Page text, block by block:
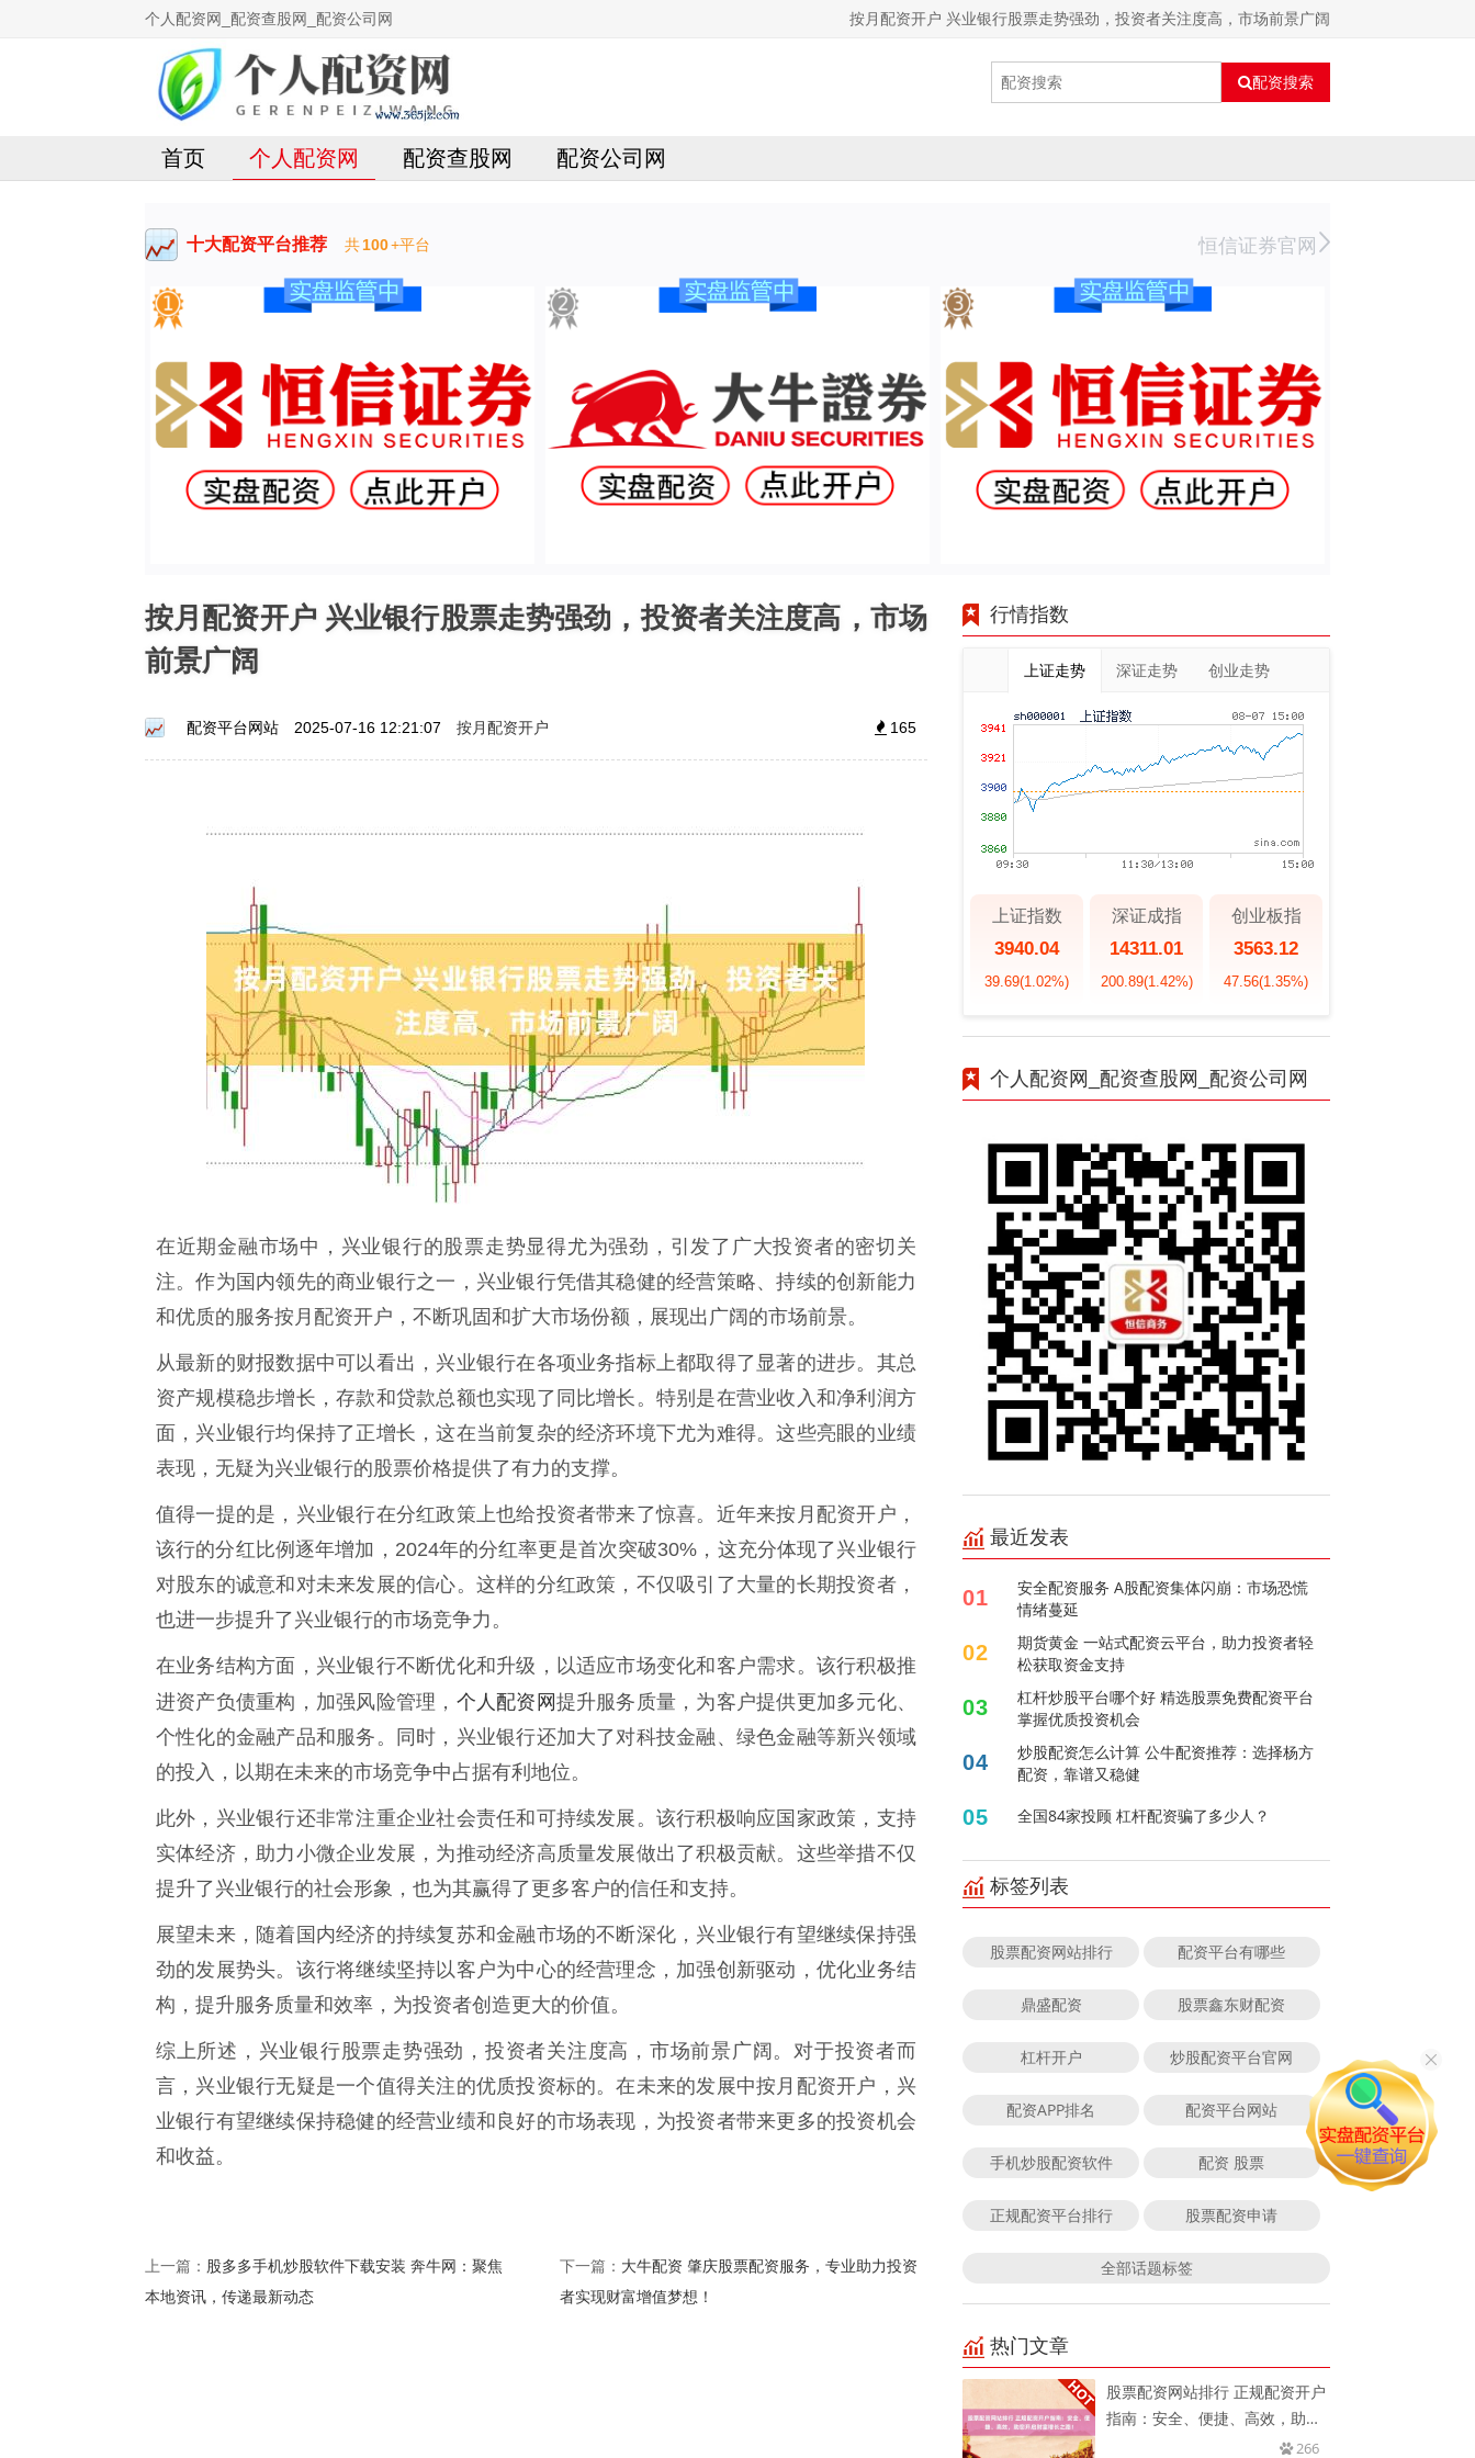
个人配资网_配资查股网_配资公司网 按月配资开户 兴业银行股票走势强劲，投资者关注度高，市场前景广阔
配资搜索
首页 个人配资网 配资查股网 配资公司网
十大配资平台推荐 共100+平台 恒信证券官网
按月配资开户 兴业银行股票走势强劲，投资者关注度高，市场
前景广阔
配资平台网站 2025-07-16 12:21:07 按月配资开户 165
在近期金融市场中，兴业银行的股票走势显得尤为强劲，引发了广大投资者的密切关
注。作为国内领先的商业银行之一，兴业银行凭借其稳健的经营策略、持续的创新能力
和优质的服务按月配资开户，不断巩固和扩大市场份额，展现出广阔的市场前景。
从最新的财报数据中可以看出，兴业银行在各项业务指标上都取得了显著的进步。其总
资产规模稳步增长，存款和贷款总额也实现了同比增长。特别是在营业收入和净利润方
面，兴业银行均保持了正增长，这在当前复杂的经济环境下尤为难得。这些亮眼的业绩
表现，无疑为兴业银行的股票价格提供了有力的支撑。
值得一提的是，兴业银行在分红政策上也给投资者带来了惊喜。近年来按月配资开户，
该行的分红比例逐年增加，2024年的分红率更是首次突破30%，这充分体现了兴业银行
对股东的诚意和对未来发展的信心。这样的分红政策，不仅吸引了大量的长期投资者，
也进一步提升了兴业银行的市场竞争力。
在业务结构方面，兴业银行不断优化和升级，以适应市场变化和客户需求。该行积极推
进资产负债重构，加强风险管理， 个人配资网提升服务质量，为客户提供更加多元化、
个性化的金融产品和服务。同时，兴业银行还加大了对科技金融、绿色金融等新兴领域
的投入，以期在未来的市场竞争中占据有利地位。
此外，兴业银行还非常注重企业社会责任和可持续发展。该行积极响应国家政策，支持
实体经济，助力小微企业发展，为推动经济高质量发展做出了积极贡献。这些举措不仅
提升了兴业银行的社会形象，也为其赢得了更多客户的信任和支持。
展望未来，随着国内经济的持续复苏和金融市场的不断深化，兴业银行有望继续保持强
劲的发展势头。该行将继续坚持以客户为中心的经营理念，加强创新驱动，优化业务结
构，提升服务质量和效率，为投资者创造更大的价值。
综上所述，兴业银行股票走势强劲，投资者关注度高，市场前景广阔。对于投资者而
言，兴业银行无疑是一个值得关注的优质投资标的。在未来的发展中按月配资开户，兴
业银行有望继续保持稳健的经营业绩和良好的市场表现，为投资者带来更多的投资机会
和收益。
上一篇： 股多多手机炒股软件下载安装 奔牛网：聚焦
本地资讯，传递最新动态
下一篇： 大牛配资 肇庆股票配资服务，专业助力投资
者实现财富增值梦想！
行情指数
上证走势 深证走势 创业走势
上证指数
3940.04
39.69(1.02%)
深证成指
14311.01
200.89(1.42%)
创业板指
3563.12
47.56(1.35%)
个人配资网_配资查股网_配资公司网
最近发表
01
安全配资服务 A股配资集体闪崩：市场恐慌
情绪蔓延
02
期货黄金 一站式配资云平台，助力投资者轻
松获取资金支持
03
杠杆炒股平台哪个好 精选股票免费配资平台
掌握优质投资机会
04
炒股配资怎么计算 公牛配资推荐：选择杨方
配资，靠谱又稳健
05 全国84家投顾 杠杆配资骗了多少人？
标签列表
股票配资网站排行 配资平台有哪些
鼎盛配资 股票鑫东财配资
杠杆开户 炒股配资平台官网
配资APP排名 配资平台网站
手机炒股配资软件 配资 股票
正规配资平台排行 股票配资申请
全部话题标签
热门文章
股票配资网站排行 正规配资开户
指南：安全、便捷、高效，助您
266